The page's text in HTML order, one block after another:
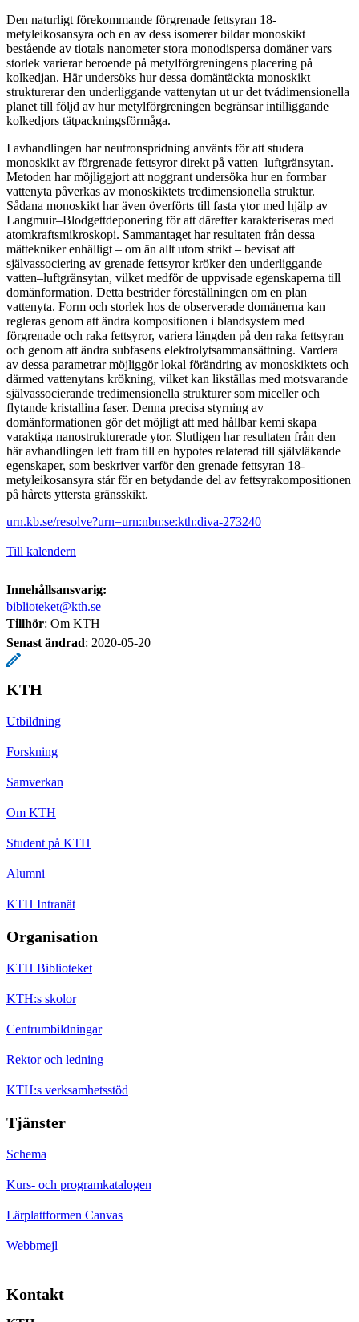
Den naturligt förekommande förgrenade fettsyran 18-
metyleikosansyra och en av dess isomerer bildar monoskikt
bestående av tiotals nanometer stora monodispersa domäner vars
storlek varierar beroende på metylförgreningens placering på
kolkedjan. Här undersöks hur dessa domäntäckta monoskikt
strukturerar den underliggande vattenytan ut ur det tvådimensionella
planet till följd av hur metylförgreningen begränsar intilliggande
kolkedjors tätpackningsförmåga.
I avhandlingen har neutronspridning använts för att studera
monoskikt av förgrenade fettsyror direkt på vatten–luftgränsytan.
Metoden har möjliggjort att noggrant undersöka hur en formbar
vattenyta påverkas av monoskiktets tredimensionella struktur.
Sådana monoskikt har även överförts till fasta ytor med hjälp av
Langmuir–Blodgettdeponering för att därefter karakteriseras med
atomkraftsmikroskopi. Sammantaget har resultaten från dessa
mättekniker enhälligt – om än allt utom strikt – bevisat att
självassociering av grenade fettsyror kröker den underliggande
vatten–luftgränsytan, vilket medför de uppvisade egenskaperna till
domänformation. Detta bestrider föreställningen om en plan
vattenyta. Form och storlek hos de observerade domänerna kan
regleras genom att ändra kompositionen i blandsystem med
förgrenade och raka fettsyror, variera längden på den raka fettsyran
och genom att ändra subfasens elektrolytsammansättning. Vardera
av dessa parametrar möjliggör lokal förändring av monoskiktets och
därmed vattenytans krökning, vilket kan likställas med motsvarande
självassocierande tredimensionella strukturer som miceller och
flytande kristallina faser. Denna precisa styrning av
domänformationen gör det möjligt att med hållbar kemi skapa
varaktiga nanostrukturerade ytor. Slutligen har resultaten från den
här avhandlingen lett fram till en hypotes relaterad till självläkande
egenskaper, som beskriver varför den grenade fettsyran 18-
metyleikosansyra står för en betydande del av fettsyrakompositionen
på hårets yttersta gränsskikt.
urn.kb.se/resolve?urn=urn:nbn:se:kth:diva-273240
Till kalendern
Innehållsansvarig:
biblioteket@kth.se
Tillhör: Om KTH
Senast ändrad: 2020-05-20
KTH
Utbildning
Forskning
Samverkan
Om KTH
Student på KTH
Alumni
KTH Intranät
Organisation
KTH Biblioteket
KTH:s skolor
Centrumbildningar
Rektor och ledning
KTH:s verksamhetsstöd
Tjänster
Schema
Kurs- och programkatalogen
Lärplattformen Canvas
Webbmejl
Kontakt